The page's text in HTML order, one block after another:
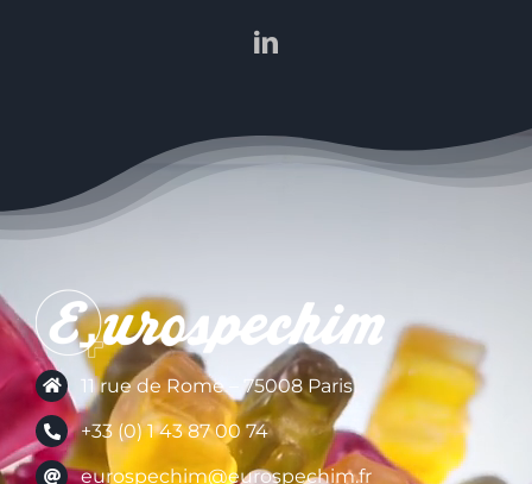
11 rue de Rome – 75008 Paris
+33 (0) 1 43 87 00 74
eurospechim@eurospechim.fr